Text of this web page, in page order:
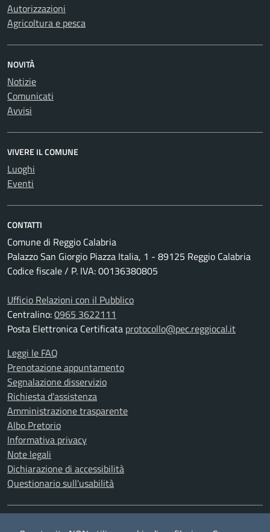
Autorizzazioni
Agricoltura e pesca
NOVITÀ
Notizie
Comunicati
Avvisi
VIVERE IL COMUNE
Luoghi
Eventi
CONTATTI
Comune di Reggio Calabria
Palazzo San Giorgio Piazza Italia, 1 - 89125 Reggio Calabria
Codice fiscale / P. IVA: 00136380805
Ufficio Relazioni con il Pubblico
Centralino:0965 3622111
Posta Elettronica Certificata protocollo@pec.reggiocal.it
Leggi le FAQ
Prenotazione appuntamento
Segnalazione disservizio
Richiesta d'assistenza
Amministrazione trasparente
Albo Pretorio
Informativa privacy
Note legali
Dichiarazione di accessibilità
Questionario sull'usabilità